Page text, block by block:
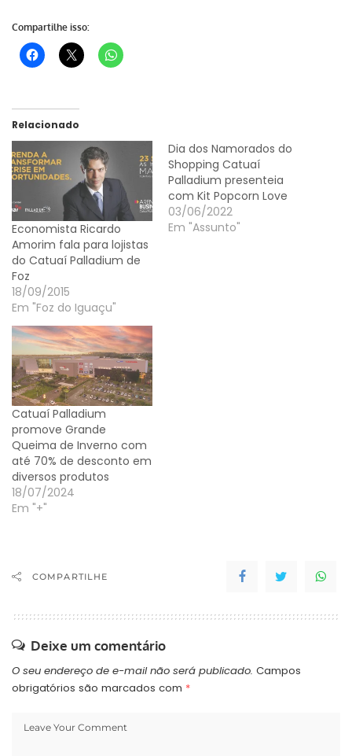
Compartilhe isso:
Relacionado
Economista Ricardo
Amorim fala para lojistas
do Catuaí Palladium de
Foz
18/09/2015
Em "Foz do Iguaçu"
Dia dos Namorados do
Shopping Catuaí
Palladium presenteia
com Kit Popcorn Love
03/06/2022
Em "Assunto"
Catuaí Palladium
promove Grande
Queima de Inverno com
até 70% de desconto em
diversos produtos
18/07/2024
Em "+"
COMPARTILHE
Deixe um comentário
O seu endereço de e-mail não será publicado. Campos
obrigatórios são marcados com *